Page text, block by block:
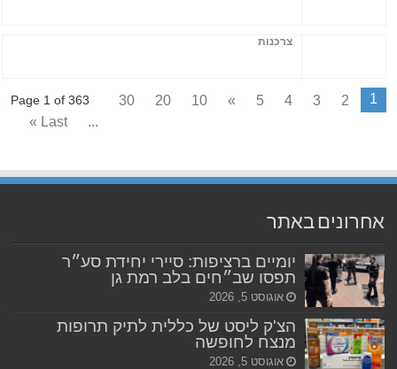
צרכנות
Page 1 of 363 1
2
3
4
5
»
10
20
30
...
Last »
אחרונים באתר
יומיים ברציפות: סיירי יחידת סע״ר
תפסו שב״חים בלב רמת גן
אוגוסט 5, 2026
הצ'ק ליסט של כללית לתיק תרופות
מנצח לחופשה
אוגוסט 5, 2026